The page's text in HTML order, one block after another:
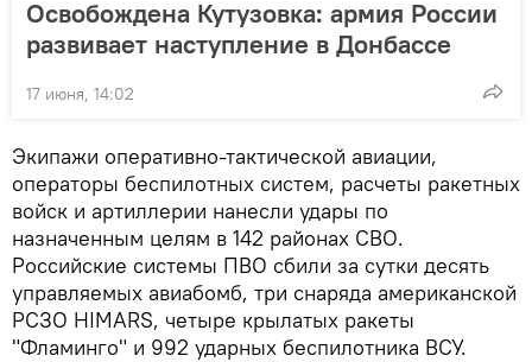
Освобождена Кутузовка: армия России
развивает наступление в Донбассе
17 июня, 14:02
Экипажи оперативно-тактической авиации,
операторы беспилотных систем, расчеты ракетных
войск и артиллерии нанесли удары по
назначенным целям в 142 районах СВО.
Российские системы ПВО сбили за сутки десять
управляемых авиабомб, три снаряда американской
РСЗО HIMARS, четыре крылатых ракеты
"Фламинго" и 992 ударных беспилотника ВСУ.